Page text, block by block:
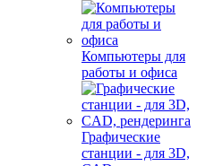
Компьютеры для
работы и офиса
Графические
станции - для 3D,